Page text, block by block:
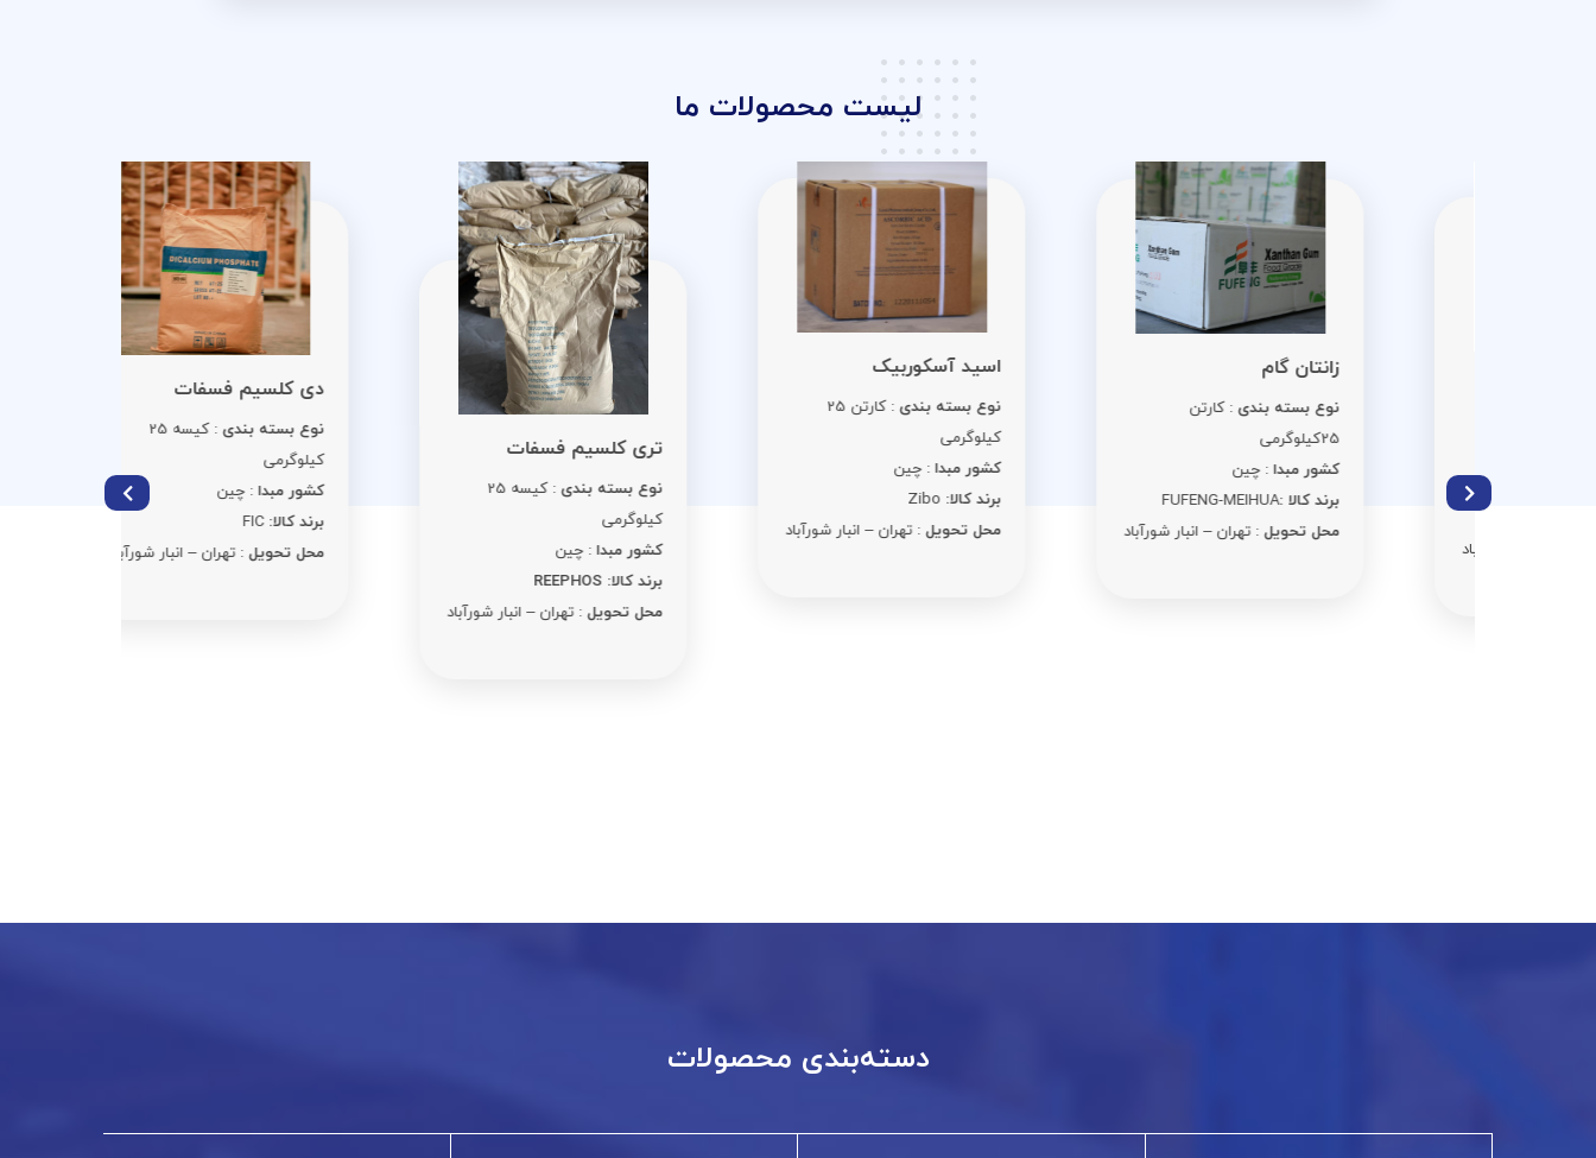
لیست محصولات ما
زانتان گام
نوع بسته بندی: کارتن
: چین
FUFENG-MEIHUA
: تهران – انبار شورآباد
اسید آسکوربیک
نوع بسته بندی
: کارتن 25
: چین
Zibo
: تهران – انبار شورآباد
تری کلسیم فسفات
نوع بسته بندی
: کیسه 25
: چین
: تهران – انبار شورآباد
دی کلسیم فسفات
نوع بسته بندی
: کیسه 25
: چین
FIC
: تهران – انبار شورآباد
دسته‌بندی محصولات